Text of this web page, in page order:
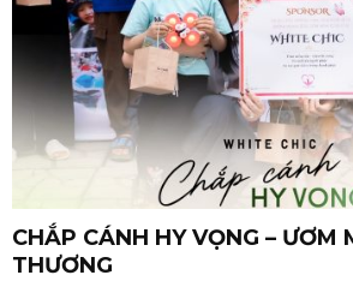
CHẮP CÁNH HY VỌNG – ƯƠM
THƯƠNG